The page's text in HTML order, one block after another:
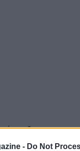
- Do Not
League
Nei